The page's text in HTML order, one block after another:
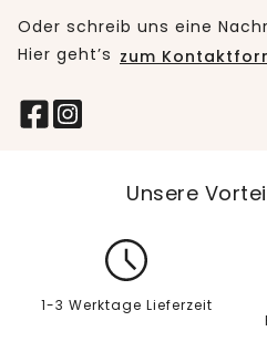
Oder schreib uns eine
Hier geht’s zum
Unsere
1-3 Werktage Lieferzeit